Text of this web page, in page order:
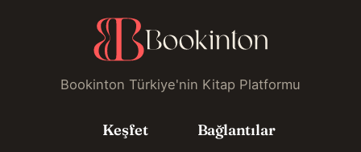
Bookinton Türkiye'nin Kitap Platformu
Keşfet Bağlantılar